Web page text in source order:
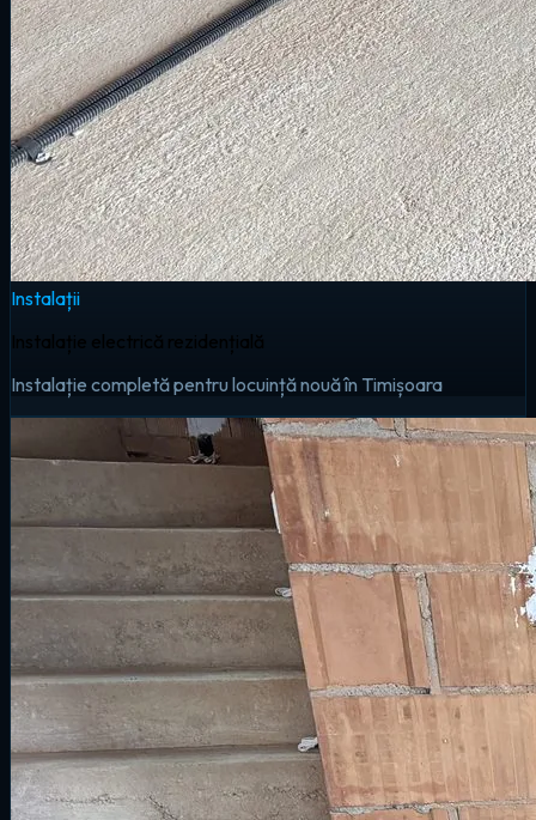
Instalații
Instalație electrică rezidențială
Instalație completă pentru locuință nouă în Timișoara